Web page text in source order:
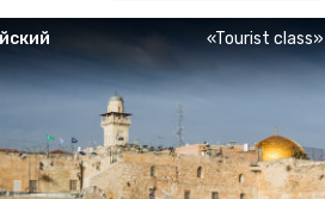
«Tourist class»